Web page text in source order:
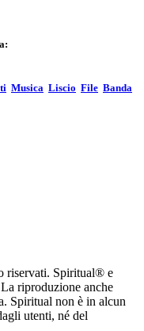
Musica Liscio File Banda
riservati. Spiritual® e
riproduzione anche
Spiritual non è in alcun
utenti, né del